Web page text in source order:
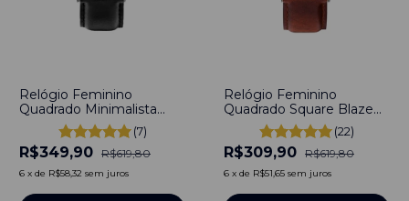
Relógio Feminino
Quadrado Minimalista
Square York Pulseira
Couro Preto 40mm Aço
Inoxidável banhado a
titânio
(7)
R$349,90 R$619,80
6 x de R$58,32 sem juros
Relógio Feminino
Quadrado Square Blaze
Full Pulseira Couro
Marrom 40mm Aço
Inoxidável banhado a
titânio
(22)
R$309,90 R$619,80
6 x de R$51,65 sem juros